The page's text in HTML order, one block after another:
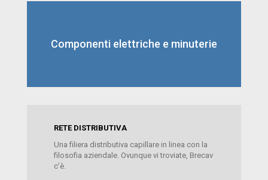
Componenti elettriche e minuterie
RETE DISTRIBUTIVA
Una filiera distributiva capillare in linea con la
filosofia aziendale. Ovunque vi troviate, Brecav
c’è.